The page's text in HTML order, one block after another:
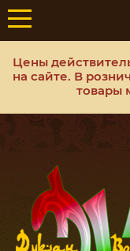
Цены
на сайте. В
товары